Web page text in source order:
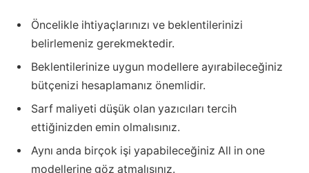
Öncelikle ihtiyaçlarınızı ve beklentilerinizi
belirlemeniz gerekmektedir.
Beklentilerinize uygun modellere ayırabileceğiniz
bütçenizi hesaplamanız önemlidir.
Sarf maliyeti düşük olan yazıcıları tercih
ettiğinizden emin olmalısınız.
Aynı anda birçok işi yapabileceğiniz All in one
modellerine göz atmalısınız.